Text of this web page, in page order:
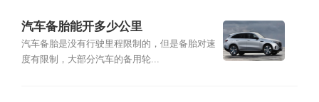
汽车备胎能开多少公里
汽车备胎是没有行驶里程限制的，但是备胎对速
度有限制，大部分汽车的备用轮...